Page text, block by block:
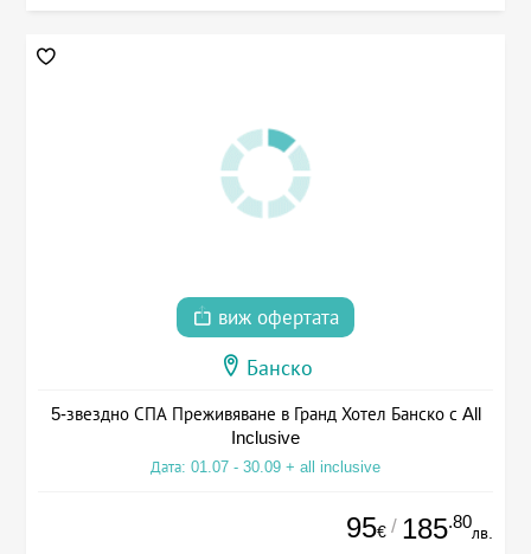
виж офертата
Банско
5-звездно СПА Преживяване в Гранд Хотел Банско с All
Inclusive
Дата: 01.07 - 30.09 + all inclusive
95€ / 185.80
лв.